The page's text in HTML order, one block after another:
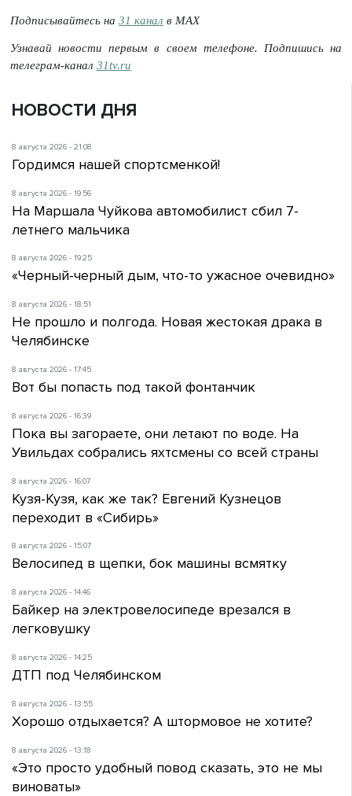
Подписывайтесь на 31 канал в МАХ
Узнавай новости первым в своем телефоне. Подпишись на
телеграм-канал 31tv.ru
НОВОСТИ ДНЯ
8 августа 2026 - 21:08
Гордимся нашей спортсменкой!
8 августа 2026 - 19:56
На Маршала Чуйкова автомобилист сбил 7-
летнего мальчика
8 августа 2026 - 19:25
«Черный-черный дым, что-то ужасное очевидно»
8 августа 2026 - 18:51
Не прошло и полгода. Новая жестокая драка в
Челябинске
8 августа 2026 - 17:45
Вот бы попасть под такой фонтанчик
8 августа 2026 - 16:39
Пока вы загораете, они летают по воде. На
Увильдах собрались яхтсмены со всей страны
8 августа 2026 - 16:07
Кузя-Кузя, как же так? Евгений Кузнецов
переходит в «Сибирь»
8 августа 2026 - 15:07
Велосипед в щепки, бок машины всмятку
8 августа 2026 - 14:46
Байкер на электровелосипеде врезался в
легковушку
8 августа 2026 - 14:25
ДТП под Челябинском
8 августа 2026 - 13:55
Хорошо отдыхается? А штормовое не хотите?
8 августа 2026 - 13:18
«Это просто удобный повод сказать, это не мы
виноваты»